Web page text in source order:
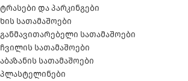
ტრასები და პარკინგები
ხის სათამაშოები
განმავითარებელი სათამაშოები
ჩვილის სათამაშოები
აბაზანის სათამაშოები
პლასტელინები